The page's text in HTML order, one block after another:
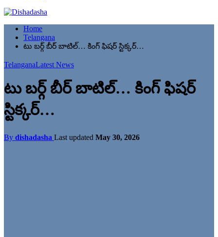
Home
Telangana
టు బర్గ్ బీర్ బాటిల్… కింగ్ ఫిషర్ స్టిక్కర్…
TelanganaLatest News
టు బర్గ్ బీర్ బాటిల్… కింగ్ ఫిషర్
స్టిక్కర్…
By dishadasha Last updated May 30, 2026